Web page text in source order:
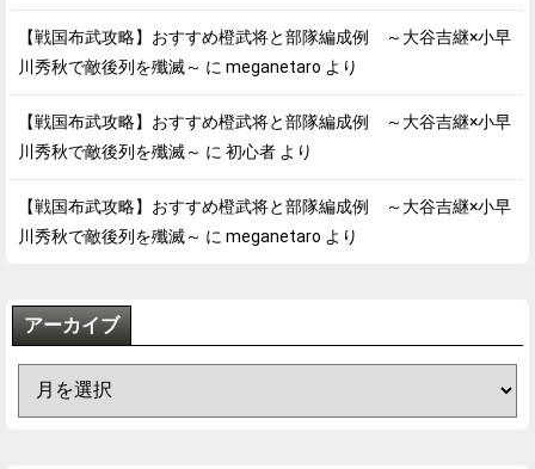
【戦国布武攻略】おすすめ橙武将と部隊編成例 ～大谷吉継×小早
川秀秋で敵後列を殲滅～ に meganetaro より
【戦国布武攻略】おすすめ橙武将と部隊編成例 ～大谷吉継×小早
川秀秋で敵後列を殲滅～ に 初心者 より
【戦国布武攻略】おすすめ橙武将と部隊編成例 ～大谷吉継×小早
川秀秋で敵後列を殲滅～ に meganetaro より
アーカイブ